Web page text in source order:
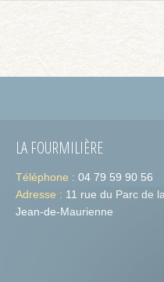
LA FOURMILIÈRE
Téléphone : 04 79 59 90 56
Adresse : 11 rue du Parc de
Jean-de-Maurienne